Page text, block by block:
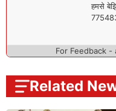
हमसे
For Feedback -
Related